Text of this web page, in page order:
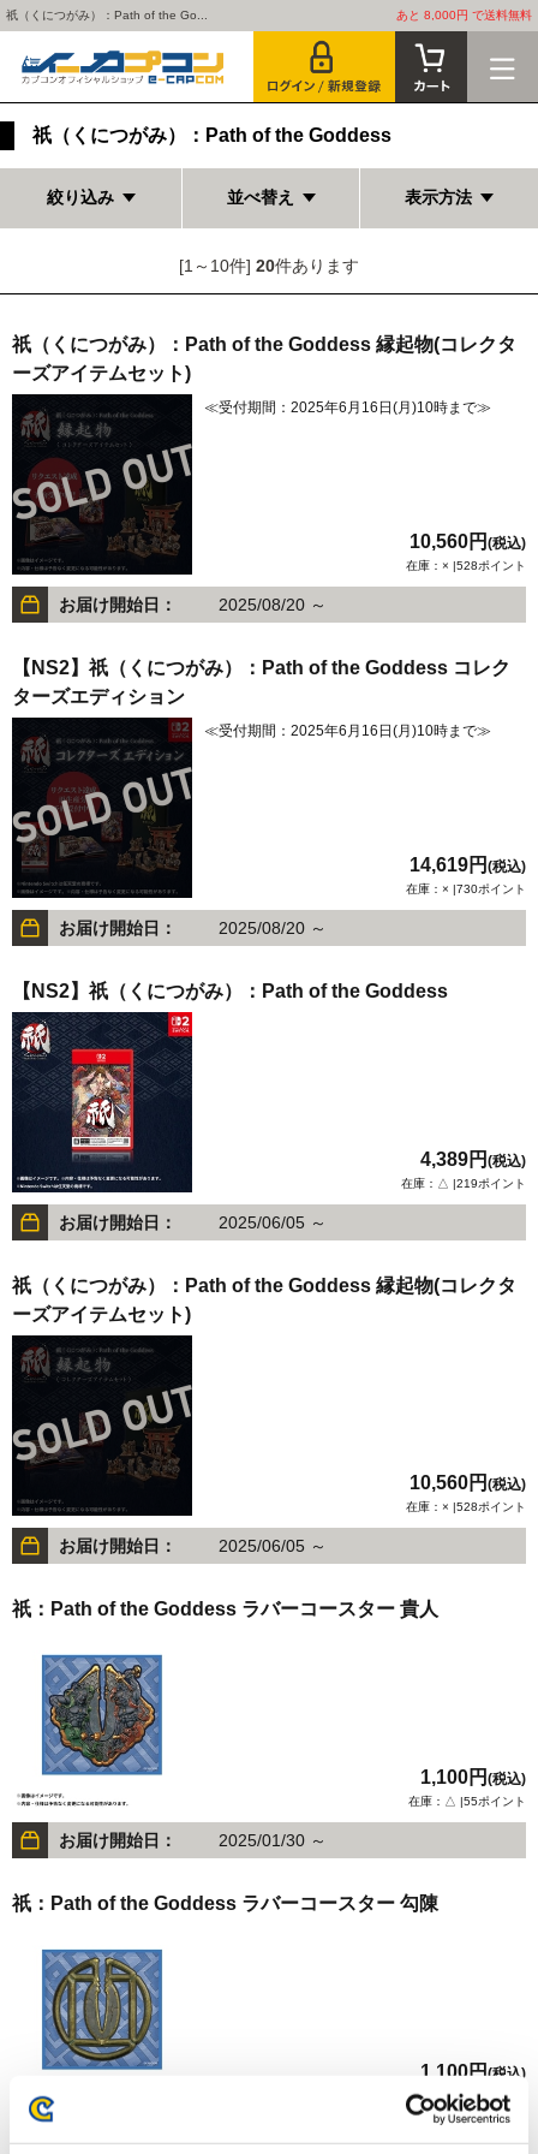
祇（くにつがみ）：Path of the Go... あと 8,000円 で送料無料
祇（くにつがみ）：Path of the Goddess
絞り込み 並べ替え 表示方法
[1～10件] 20件あります
祇（くにつがみ）：Path of the Goddess 縁起物(コレクタ
ーズアイテムセット)
≪受付期間：2025年6月16日(月)10時まで≫
10,560円 (税込)
在庫：× |528ポイント
お届け開始日： 2025/08/20 ～
【NS2】祇（くにつがみ）：Path of the Goddess コレク
ターズエディション
≪受付期間：2025年6月16日(月)10時まで≫
14,619円 (税込)
在庫：× |730ポイント
お届け開始日： 2025/08/20 ～
【NS2】祇（くにつがみ）：Path of the Goddess
4,389円 (税込)
在庫：△ |219ポイント
お届け開始日： 2025/06/05 ～
祇（くにつがみ）：Path of the Goddess 縁起物(コレクタ
ーズアイテムセット)
10,560円 (税込)
在庫：× |528ポイント
お届け開始日： 2025/06/05 ～
祇：Path of the Goddess ラバーコースター 貴人
1,100円 (税込)
在庫：△ |55ポイント
お届け開始日： 2025/01/30 ～
祇：Path of the Goddess ラバーコースター 勾陳
1,100円(税込)
在庫：○ |55ポイント